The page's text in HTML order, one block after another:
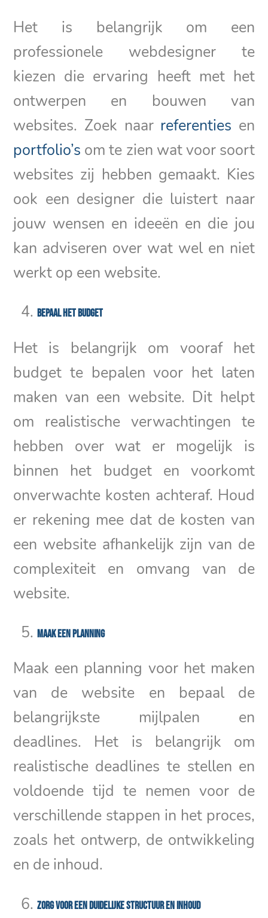
Het is belangrijk om een
professionele webdesigner te
kiezen die ervaring heeft met het
ontwerpen en bouwen van
websites. Zoek naar referenties en
portfolio’s om te zien wat voor soort
websites zij hebben gemaakt. Kies
ook een designer die luistert naar
jouw wensen en ideeën en die jou
kan adviseren over wat wel en niet
werkt op een website.
Bepaal het budget
Het is belangrijk om vooraf het
budget te bepalen voor het laten
maken van een website. Dit helpt
om realistische verwachtingen te
hebben over wat er mogelijk is
binnen het budget en voorkomt
onverwachte kosten achteraf. Houd
er rekening mee dat de kosten van
een website afhankelijk zijn van de
complexiteit en omvang van de
website.
Maak een planning
Maak een planning voor het maken
van de website en bepaal de
belangrijkste mijlpalen en
deadlines. Het is belangrijk om
realistische deadlines te stellen en
voldoende tijd te nemen voor de
verschillende stappen in het proces,
zoals het ontwerp, de ontwikkeling
en de inhoud.
Zorg voor een duidelijke structuur en inhoud